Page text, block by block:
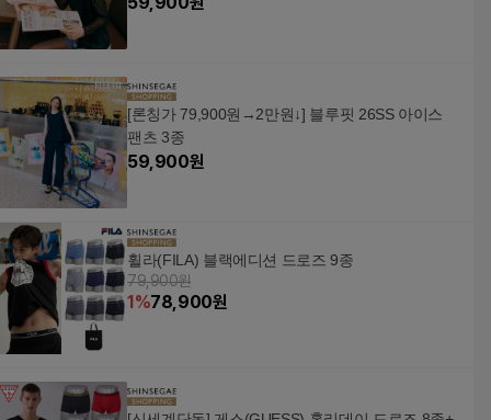
[론칭가 79,900원→2만원↓] 블루핏 26SS 아이스
팬츠 3종
59,900원
휠라(FILA) 블랙에디션 드로즈 9종
79,900원
1%78,900원